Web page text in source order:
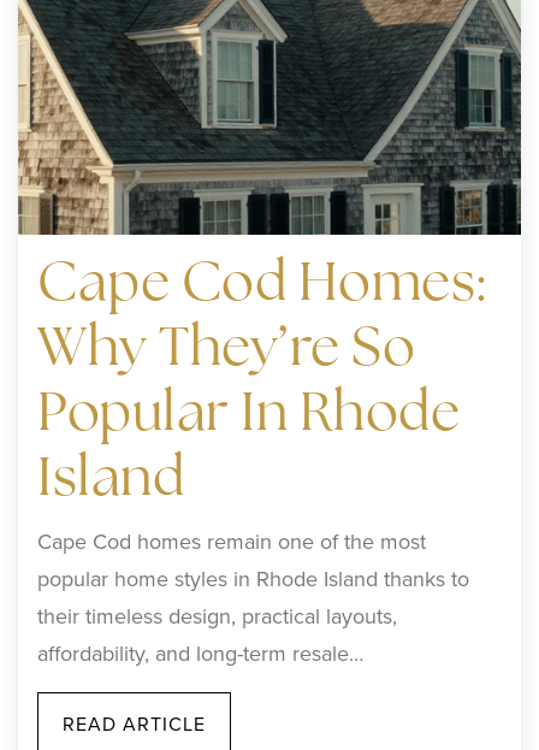
Cape Cod Homes:
Why They’re So
Popular In Rhode
Island
Cape Cod homes remain one of the most
popular home styles in Rhode Island thanks to
their timeless design, practical layouts,
affordability, and long-term resale…
READ ARTICLE